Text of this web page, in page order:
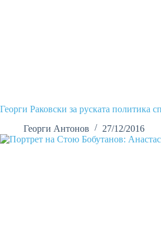
Георги Раковски за руската политика
Георги Антонов
27/12/2016